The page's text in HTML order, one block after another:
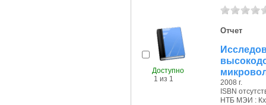
Доступно
1 из 1
Отчет
2008 г.
ISBN
НТБ МЭИ : Кх